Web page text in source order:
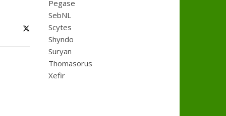
Pegase
SebNL
Scytes
Shyndo
Suryan
Thomasorus
Xefir